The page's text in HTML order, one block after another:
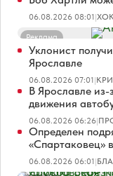
06.08.2026 08:01|
Реклама
Уклонист
Ярославле
06.08.2026 07:01|
В Ярославле
движения
06.08.2026 06:26|
Определен
«Спартаковец»
06.08.2026 06:01|